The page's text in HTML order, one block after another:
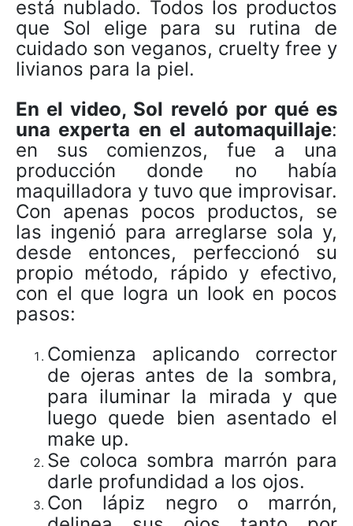
está nublado. Todos los productos
que Sol elige para su rutina de
cuidado son veganos, cruelty free y
livianos para la piel.
En el video, Sol reveló por qué es
una experta en el automaquillaje:
en sus comienzos, fue a una
producción donde no había
maquilladora y tuvo que improvisar.
Con apenas pocos productos, se
las ingenió para arreglarse sola y,
desde entonces, perfeccionó su
propio método, rápido y efectivo,
con el que logra un look en pocos
pasos:
Comienza aplicando corrector
de ojeras antes de la sombra,
para iluminar la mirada y que
luego quede bien asentado el
make up.
Se coloca sombra marrón para
darle profundidad a los ojos.
Con lápiz negro o marrón,